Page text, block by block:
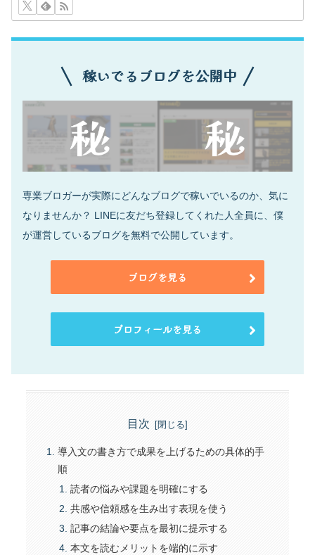
稼いでるブログを公開中
専業ブロガーが実際にどんなブログで稼いでいるのか、気に
なりませんか？ LINEに友だち登録してくれた人全員に、僕
が運営しているブログを無料で公開しています。
ブログを見る
プロフィールを見る
目次
導入文の書き方で成果を上げるための具体的手
順
読者の悩みや課題を明確にする
共感や信頼感を生み出す表現を使う
記事の結論や要点を最初に提示する
本文を読むメリットを端的に示す